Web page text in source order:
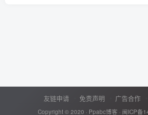
友链申请 免责声明 广告合作
Copyright © 2020 · Ppabc博客 · 闽ICP备